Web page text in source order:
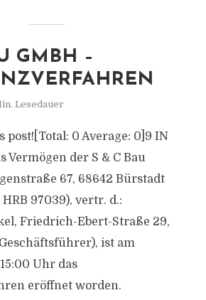
GMBH –
Lesedauer
post![Total: 0 Average: 0]9 IN
Vermögen der S & C Bau
67, 68642 Bürstadt
97039), vertr. d.:
Friedrich-Ebert-Straße 29,
ist am
Uhr das
eröffnet worden.